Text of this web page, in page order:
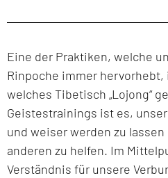
Eine der Praktiken, welche
Rinpoche immer
welches Tibetisch „Lojong“
Geistestrainings ist es,
und weiser werden zu
anderen zu helfen. Im
Verständnis für unsere